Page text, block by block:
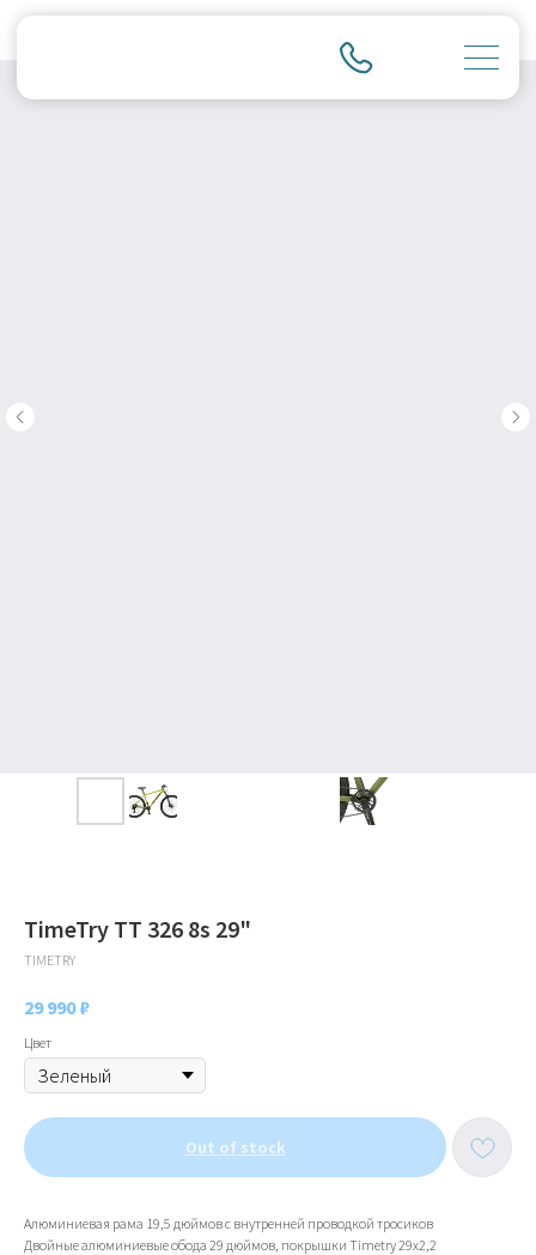
TimeTry TT 326 8s 29"
TIMETRY
29 990 ₽
Цвет
Out of stock
Алюминиевая рама 19,5 дюймов с внутренней проводкой тросиков
Двойные алюминиевые обода 29 дюймов, покрышки Timetry 29х2,2